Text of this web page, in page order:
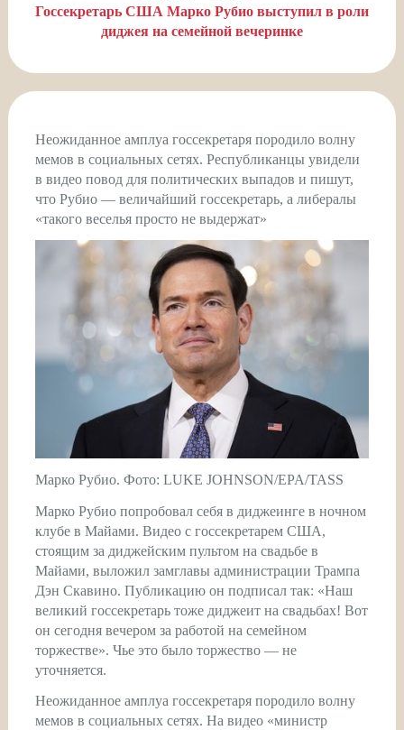
Госсекретарь США Марко Рубио выступил в роли
диджея на семейной вечеринке
Неожиданное амплуа госсекретаря породило волну
мемов в социальных сетях. Республиканцы увидели
в видео повод для политических выпадов и пишут,
что Рубио — величайший госсекретарь, а либералы
«такого веселья просто не выдержат»
Марко Рубио. Фото: LUKE JOHNSON/EPA/TASS
Марко Рубио попробовал себя в диджеинге в ночном
клубе в Майами. Видео с госсекретарем США,
стоящим за диджейским пультом на свадьбе в
Майами, выложил замглавы администрации Трампа
Дэн Скавино. Публикацию он подписал так: «Наш
великий госсекретарь тоже диджеит на свадьбах! Вот
он сегодня вечером за работой на семейном
торжестве». Чье это было торжество — не
уточняется.
Неожиданное амплуа госсекретаря породило волну
мемов в социальных сетях. На видео «министр